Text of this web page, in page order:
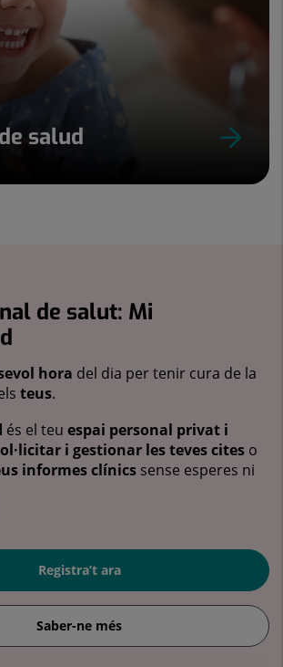
salud
de salut: Mi
hora del dia per tenir cura de la
teus.
és el teu espai personal privat i
i gestionar les teves cites o
informes clínics sense esperes ni
Registra’t ara
Saber-ne més